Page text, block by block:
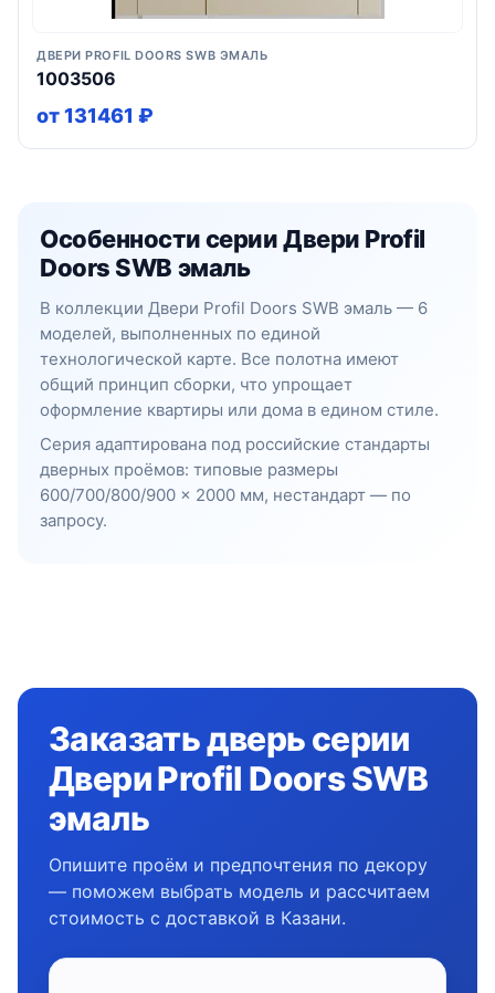
ДВЕРИ PROFIL DOORS SWB ЭМАЛЬ
1003506
от 131461 ₽
Особенности серии Двери Profil
Doors SWB эмаль
В коллекции Двери Profil Doors SWB эмаль — 6
моделей, выполненных по единой
технологической карте. Все полотна имеют
общий принцип сборки, что упрощает
оформление квартиры или дома в едином стиле.
Серия адаптирована под российские стандарты
дверных проёмов: типовые размеры
600/700/800/900 × 2000 мм, нестандарт — по
запросу.
Заказать дверь серии
Двери Profil Doors SWB
эмаль
Опишите проём и предпочтения по декору
— поможем выбрать модель и рассчитаем
стоимость с доставкой в Казани.